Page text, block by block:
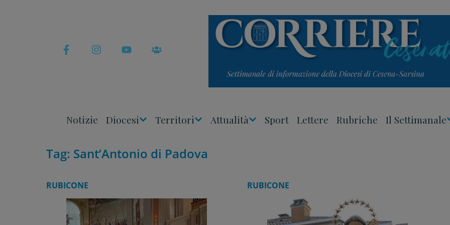
Notizie Diocesi Territori Attualità Sport Lettere Rubriche Il Settimanale
Tag: Sant’Antonio di Padova
RUBICONE RUBICONE